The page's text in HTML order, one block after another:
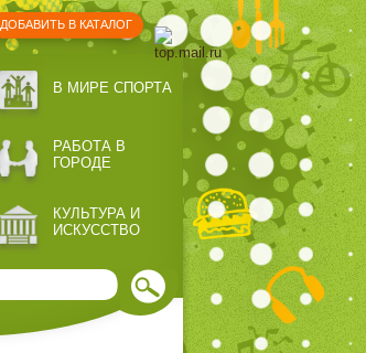
ДОБАВИТЬ В КАТАЛОГ
В МИРЕ СПОРТА
РАБОТА В
ГОРОДЕ
КУЛЬТУРА И
ИСКУССТВО